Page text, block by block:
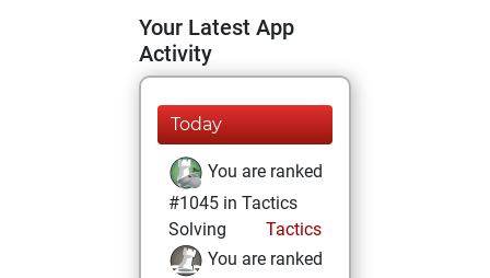
Your Latest App
Activity
Today
You are ranked
#1045 in Tactics
Solving
Tactics
You are ranked